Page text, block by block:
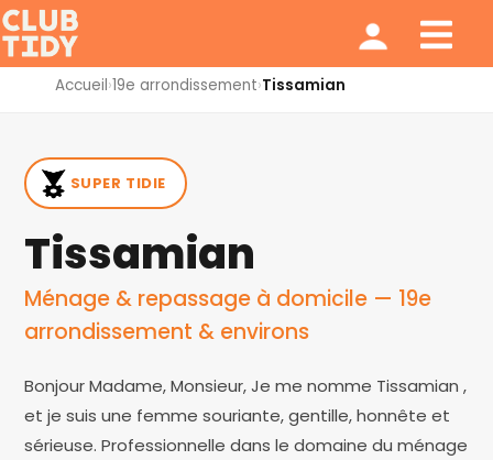
Accueil›19e arrondissement›Tissamian
SUPER TIDIE
Tissamian
Ménage & repassage à domicile — 19e
arrondissement & environs
Bonjour Madame, Monsieur, Je me nomme Tissamian ,
et je suis une femme souriante, gentille, honnête et
sérieuse. Professionnelle dans le domaine du ménage